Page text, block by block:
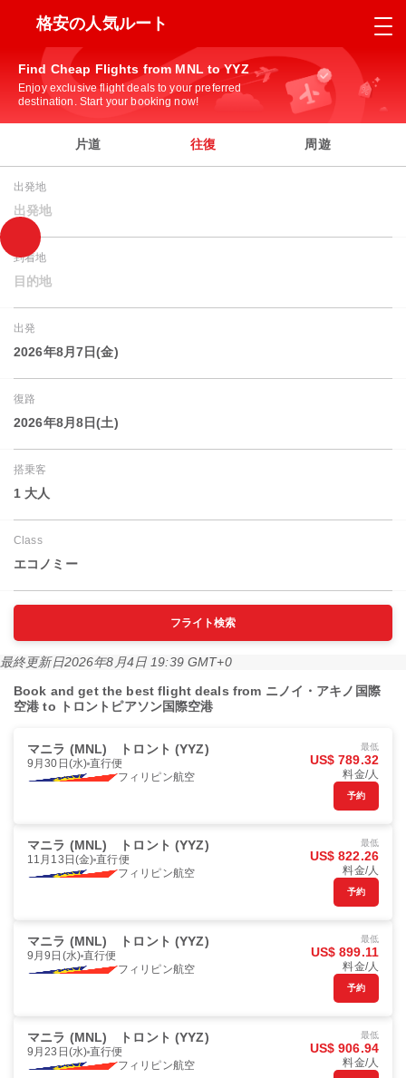
格安の人気ルート
Find Cheap Flights from MNL to YYZ
Enjoy exclusive flight deals to your preferred
destination. Start your booking now!
片道 往復 周遊
出発地
出発地
到着地
目的地
出発
2026年8月7日(金)
復路
2026年8月8日(土)
搭乗客
1 大人
Class
エコノミー
フライト検索
最終更新日2026年8月4日 19:39 GMT+0
Book and get the best flight deals from ニノイ・アキノ国際
空港 to トロントピアソン国際空港
マニラ (MNL) トロント (YYZ)
9月30日(水) 直行便
フィリピン航空
最低
US$ 789.32
料金/人
予約
マニラ (MNL) トロント (YYZ)
11月13日(金) 直行便
フィリピン航空
最低
US$ 822.26
料金/人
予約
マニラ (MNL) トロント (YYZ)
9月9日(水) 直行便
フィリピン航空
最低
US$ 899.11
料金/人
予約
マニラ (MNL) トロント (YYZ)
9月23日(水) 直行便
フィリピン航空
最低
US$ 906.94
料金/人